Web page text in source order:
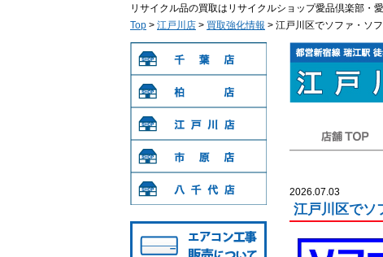
リサイクル品の買取はリサイクルショップ愛品倶楽部・
Top > 江戸川店 > 買取強化情報 > 江戸川区でソファ・ソ
2026.07.03
江戸川区でソ